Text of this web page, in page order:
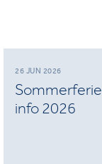
26 JUN 2026
Sommerferie
info 2026